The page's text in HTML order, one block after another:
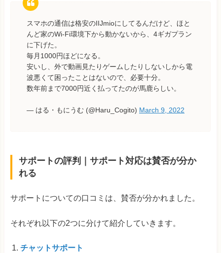
スマホの通信は格安のIIJmioにしてるんだけど、ほと
んど家のWi-Fi環境下から動かないから、4ギガプラン
に下げた。
毎月1000円ほどになる。
安いし、外で動画見たりゲームしたりしないしから電
波悪くて困ったことはないので、必要十分。
数年前まで7000円近く払ってたのが馬鹿らしい。
— はる・もにうむ (@Haru_Cogito) March 9, 2022
サポートの評判｜サポート対応は賛否が分か
れる
サポートについての口コミは、賛否が分かれました。
それぞれ以下の2つに分けて紹介していきます。
チャットサポート